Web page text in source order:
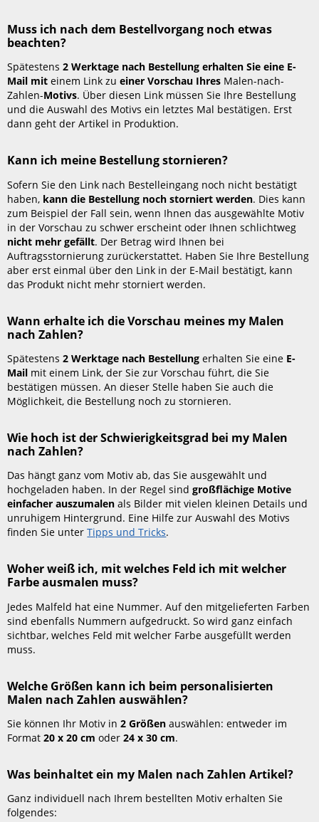
mit
weiteren my
Produkten
kombinieren?
Muss
ich
Bestellvorgang
etwas
beachten?
Kann
ich
meine
Bestellung
stornieren?
ich
die
meines
my
Malen
nach
Wie
hoch
der
Schwierigkeitsgrad
bei
my
Malen
Zahlen?
Woher
ich,
mit
welches
mit
welcher
ausmalen
muss?
Größen
ich
beim personalisierten
Muss ich nach dem Bestellvorgang noch etwas
beachten?
Spätestens2 Werktage nach Bestellung erhalten Sie eine E-
Mail miteinem Link zu einer Vorschau Ihres Malen-nach-
Zahlen-Motivs. Über diesen Link müssen Sie Ihre Bestellung
und die Auswahl des Motivs ein letztes Mal bestätigen. Erst
dann geht der Artikel in Produktion.
Kann ich meine Bestellung stornieren?
Sofern Sie den Link nach Bestelleingang noch nicht bestätigt
haben, kann die Bestellung noch storniert werden. Dies kann
zum Beispiel der Fall sein, wenn Ihnen das ausgewählte Motiv
in der Vorschau zu schwer erscheint oder Ihnen schlichtweg
nicht mehr gefällt. Der Betrag wird Ihnen bei
Auftragsstornierung zurückerstattet. Haben Sie Ihre Bestellung
aber erst einmal über den Link in der E-Mail bestätigt, kann
das Produkt nicht mehr storniert werden.
Wann erhalte ich die Vorschau meines my Malen
nach Zahlen?
Spätestens2 Werktage nach Bestellung erhalten Sie eine E-
Mail mit einem Link, der Sie zur Vorschau führt, die Sie
bestätigen müssen. An dieser Stelle haben Sie auch die
Möglichkeit, die Bestellung noch zu stornieren.
Wie hoch ist der Schwierigkeitsgrad bei my Malen
nach Zahlen?
Das hängt ganz vom Motiv ab, das Sie ausgewählt und
hochgeladen haben. In der Regel sindgroßflächige Motive
einfacher auszumalen als Bilder mit vielen kleinen Details und
unruhigem Hintergrund. Eine Hilfe zur Auswahl des Motivs
finden Sie unterTipps und Tricks.
Woher weiß ich, mit welches Feld ich mit welcher
Farbe ausmalen muss?
Jedes Malfeld hat eine Nummer. Auf den mitgelieferten Farben
sind ebenfalls Nummern aufgedruckt. So wird ganz einfach
sichtbar, welches Feld mit welcher Farbe ausgefüllt werden
muss.
Welche Größen kann ich beim personalisierten
Malen nach Zahlen auswählen?
Sie können Ihr Motiv in2 Größen auswählen: entweder im
Format20 x 20 cm oder24 x 30 cm.
Was beinhaltet ein my Malen nach Zahlen Artikel?
Ganz individuell nach Ihrem bestellten Motiv erhalten Sie
folgendes: